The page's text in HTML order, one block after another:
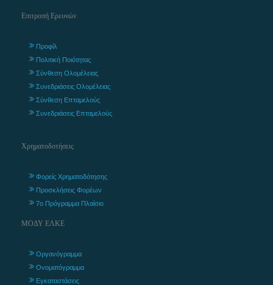
Επιτροπή Ερευνών
Προφίλ
Πολιτική Ποιότητας
Σύνθεση Ολομέλειας
Συνεδριάσεις Ολομέλειας
Σύνθεση Επταμελούς
Συνεδριάσεις Επταμελούς
Χρηματοδοτήσεις
Φορείς Χρηματοδότησης
Προσκλήσεις Φορέων
7ο Πρόγραμμα Πλαίσιο
ΜΟΔΥ ΕΛΚΕ
Οργανόγραμμα
Ονοματόγραμμα
Εγκαταστάσεις